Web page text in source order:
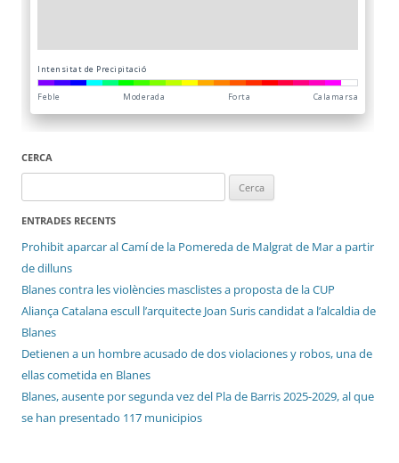
CERCA
ENTRADES RECENTS
Prohibit aparcar al Camí de la Pomereda de Malgrat de Mar a partir
de dilluns
Blanes contra les violències masclistes a proposta de la CUP
Aliança Catalana escull l’arquitecte Joan Suris candidat a l’alcaldia de
Blanes
Detienen a un hombre acusado de dos violaciones y robos, una de
ellas cometida en Blanes
Blanes, ausente por segunda vez del Pla de Barris 2025-2029, al que
se han presentado 117 municipios